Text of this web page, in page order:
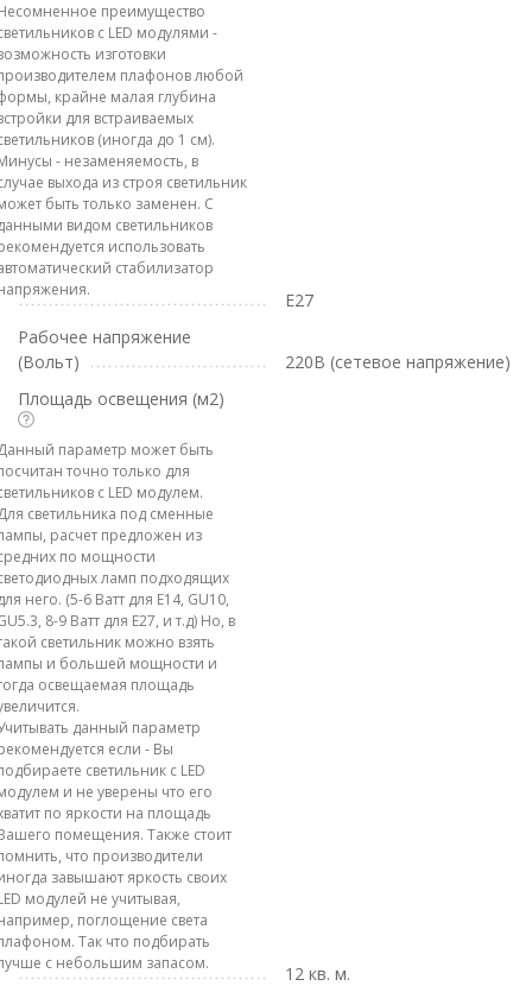
преимущество
с LED модулями -
изготовки
плафонов любой
крайне малая глубина
для встраиваемых
(иногда до 1 см).
- незаменяемость, в
выхода из строя светильник
быть только заменен. С
видом светильников
использовать
стабилизатор
E27
Рабочее напряжение
(Вольт)
220В (сетевое напряжение)
Площадь освещения (м2)
параметр может быть
точно только для
с LED модулем.
светильника под сменные
расчет предложен из
по мощности
ламп подходящих
него. (5-6 Ватт для E14, GU10,
8-9 Ватт для E27, и т.д) Но, в
светильник можно взять
и большей мощности и
освещаемая площадь
данный параметр
если - Вы
светильник с LED
и не уверены что его
по яркости на площадь
помещения. Также стоит
что производители
завышают яркость своих
модулей не учитывая,
поглощение света
Так что подбирать
с небольшим запасом.
12 кв. м.